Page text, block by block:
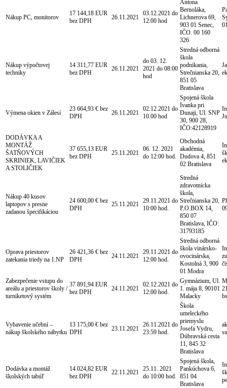
Nákup PC, monitorov
17 144,18 EUR
bez DPH
26.11.2021
03.12.2021 do
12:00 hod
Antona
Bernoláka,
Lichnerova 69,
903 01 Senec,
IČO. 00 160
326
Nákup výpočtovej
techniky
14 311,77 EUR
bez DPH
26.11.2021
do 03. 12.
2021 do 08:00
hod
Stredná odborná
škola
podnikania,
Strečnianska 20,
851 05
Bratislava
Výmena okien v Zálesí
23 664,93 € bez
DPH
26.11.2021
02.12.2021 do
10.00 hod
Spojená škola
Ivanka pri
Dunaji, Ul. SNP
30, 900 28,
IČO:42128919
DODÁVKA A
MONTÁŽ
ŠATŇOVÝCH
SKRINIEK, LAVIČIEK
A STOLIČIEK
37 655,13 EUR
bez DPH
25.11.2021
06. 12. 2021
do 12:00 hod.
Obchodná
akadémia,
Dudova 4, 851
02 Bratislava
Nákup 40 kusov
laptopov s presne
zadanou špecifikáciou
24 600,00 € bez
DPH
25.11.2021 29.11.2021 do
10:00 hod.
Stredná
zdravotnícka
škola,
Strečnianska 20,
P.O.BOX 14,
850 07
Bratislava, IČO:
31793185
Oprava priestorov
zatekania triedy na 1.NP
26 421,36 € bez
DPH
24.11.2021
29.11.2021 do
12:00 hod.
Stredná odborná
škola vinársko-
ovocinárska,
Kostolná 3, 900
01 Modra
Zabezpečenie vstupu do
areálu a priestorov školy /
turniketový systém
37 891,94 EUR
bez DPH
24.11.2021
02.12.2021 do
12:00 hod.
Gymnázium, Ul.
1. mája 8, 90101
Malacky
Vybavenie učební –
nákup školského nábytku
13 175,00 € bez
DPH
23.11.2021
26.11.2021 do
23:59 hod.
Škola
umeleckého
priemyslu
Josefa Vydru,
Dúbravská cesta
11, 845 32
Bratislava
Dodávka a montáž
školských tabúľ
14 024,82 EUR
bez DPH
22.11.2021 25.11. 2021
do 10:00 hod.
Spojená škola,
Pankúchova 6,
851 04
Bratislava